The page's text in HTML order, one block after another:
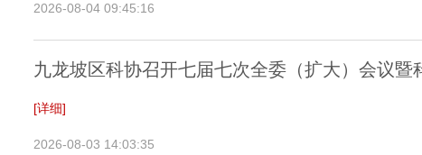
2026-08-04 09:45:16
九龙坡区科协召开七届七次全委（扩大）会议暨
[详细]
2026-08-03 14:03:35